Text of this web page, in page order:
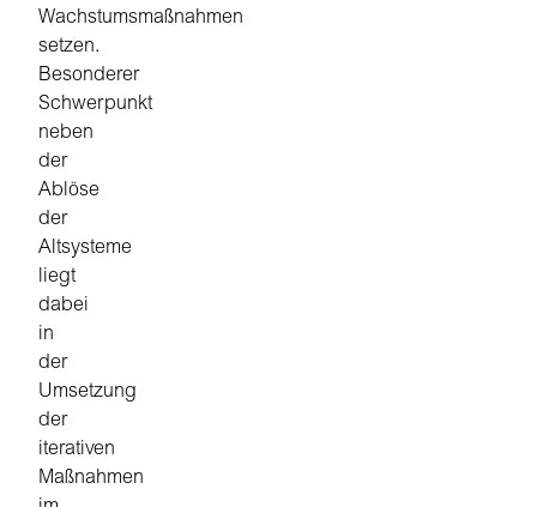
Wachstumsmaßnahmen
setzen.
Besonderer
Schwerpunkt
neben
der
Ablöse
der
Altsysteme
liegt
dabei
in
der
Umsetzung
der
iterativen
Maßnahmen